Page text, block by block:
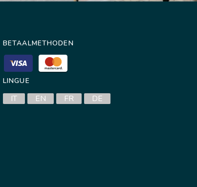
BETAALMETHODEN
LINGUE
IT EN FR DE